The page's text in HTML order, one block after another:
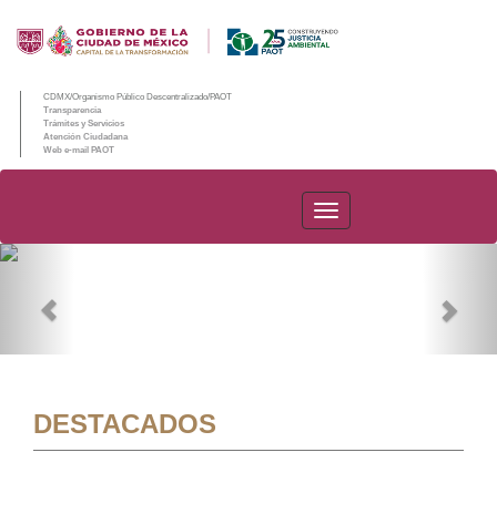
CDMX/Organismo Público Descentralizado/PAOT
Transparencia
Trámites y Servicios
Atención Ciudadana
Web e-mail PAOT
PAOT
DESTACADOS